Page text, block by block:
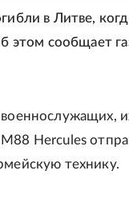
в Литве,
этом сообщает
Hercules
технику.